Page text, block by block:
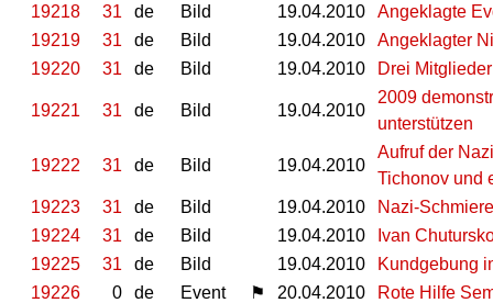
19218
31 de Bild 19.04.2010
Angeklagte
19219
31 de Bild 19.04.2010
Angeklagter
19220
31 de Bild 19.04.2010 Drei
19221 31 de Bild 19.04.2010
2009
unterstützen
19222 31 de Bild 19.04.2010
Aufruf der
Tichonov und
19223
31 de Bild 19.04.2010
Nazi-
19224
31 de Bild 19.04.2010
Ivan
19225
31 de Bild 19.04.2010
Kundgebung
19226
0 de Event ⚑ 20.04.2010
Rote Hilfe